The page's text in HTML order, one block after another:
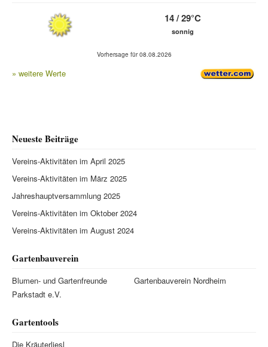
14 / 29°C
sonnig
Vorhersage für 08.08.2026
» weitere Werte
Neueste Beiträge
Vereins-Aktivitäten im April 2025
Vereins-Aktivitäten im März 2025
Jahreshauptversammlung 2025
Vereins-Aktivitäten im Oktober 2024
Vereins-Aktivitäten im August 2024
Gartenbauverein
Blumen- und Gartenfreunde
Parkstadt e.V.
Gartenbauverein Nordheim
Gartentools
Die Kräuterliesl